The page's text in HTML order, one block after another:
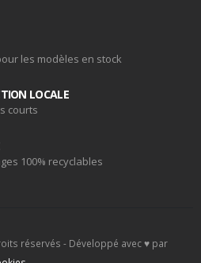
les modèles en stock
LOCALE
courts
100% recyclables
réservés - Développé avec ♥ par